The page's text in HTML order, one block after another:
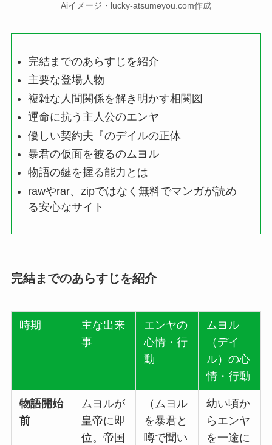
Aiイメージ・lucky-atsumeyou.com作成
完結までのあらすじを紹介
主要な登場人物
複雑な人間関係を解き明かす相関図
運命に抗う主人公のエンヤ
優しい契約夫『のデイルの正体
暴君の仮面を被るのムヨル
物語の鍵を握る能力とは
rawやrar、zipではなく無料でマンガが読め
る安心なサイト
完結までのあらすじを紹介
時期
主な出来
事
エンヤの
心情・行
動
ムヨル
（デイ
ル）の心
情・行動
物語開始
前
ムヨルが
皇帝に即
位。帝国
（ムヨル
を暴君と
噂で聞い
幼い頃か
らエンヤ
を一途に